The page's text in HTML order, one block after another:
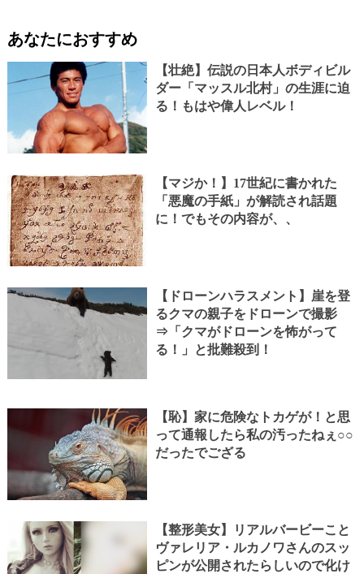
あなたにおすすめ
【壮絶】伝説の日本人ボディビル
ダー「マッスル北村」の生涯に迫
る！もはや偉人レベル！
【マジか！】17世紀に書かれた
「悪魔の手紙」が解読され話題
に！でもその内容が、、
【ドローンハラスメント】崖を登
るクマの親子をドローンで撮影
⇒「クマがドローンを怖がって
る！」と批難殺到！
【恥】家に危険なトカゲが！と思
って通報したら私の汚ったねぇ○○
だったでござる
【整形美女】リアルバービーこと
ヴァレリア・ルカノワさんのスッ
ピンが公開されたらしいので化け